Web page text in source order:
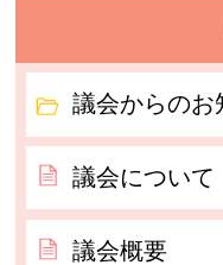
議会からのお
議会について
議会概要